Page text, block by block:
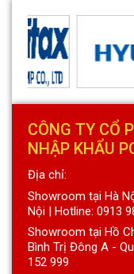
CÔNG TY CỔ
NHẬP KHẨU
Địa chỉ:
Showroom tại Hà
Nội | Hotline: 0913
Showroom tại Hồ
Bình Trị Đông A -
152 999